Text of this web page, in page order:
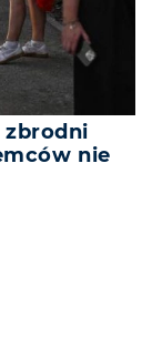
zbrodni
nie